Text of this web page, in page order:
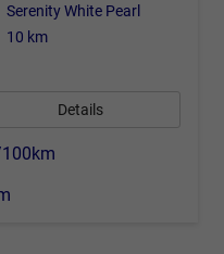
Serenity White Pearl
10 km
Details